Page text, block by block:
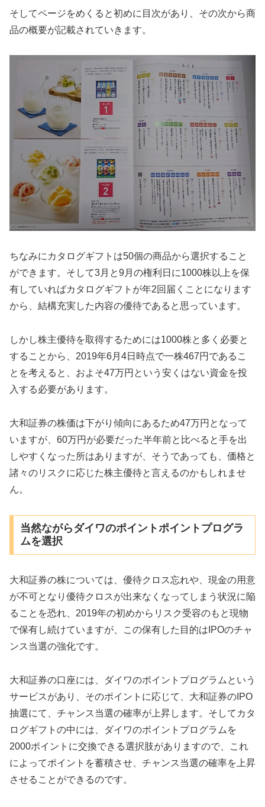
そしてページをめくると初めに目次があり、その次から商
品の概要が記載されていきます。
ちなみにカタログギフトは50個の商品から選択すること
ができます。そして3月と9月の権利日に1000株以上を保
有していればカタログギフトが年2回届くことになります
から、結構充実した内容の優待であると思っています。
しかし株主優待を取得するためには1000株と多く必要と
することから、2019年6月4日時点で一株467円であるこ
とを考えると、およそ47万円という安くはない資金を投
入する必要があります。
大和証券の株価は下がり傾向にあるため47万円となって
いますが、60万円が必要だった半年前と比べると手を出
しやすくなった所はありますが、そうであっても、価格と
諸々のリスクに応じた株主優待と言えるのかもしれませ
ん。
当然ながらダイワのポイントポイントプログラ
ムを選択
大和証券の株については、優待クロス忘れや、現金の用意
が不可となり優待クロスが出来なくなってしまう状況に陥
ることを恐れ、2019年の初めからリスク受容のもと現物
で保有し続けていますが、この保有した目的はIPOのチャ
ンス当選の強化です。
大和証券の口座には、ダイワのポイントプログラムという
サービスがあり、そのポイントに応じて、大和証券のIPO
抽選にて、チャンス当選の確率が上昇します。そしてカタ
ログギフトの中には、ダイワのポイントプログラムを
2000ポイントに交換できる選択肢がありますので、これ
によってポイントを蓄積させ、チャンス当選の確率を上昇
させることができるのです。